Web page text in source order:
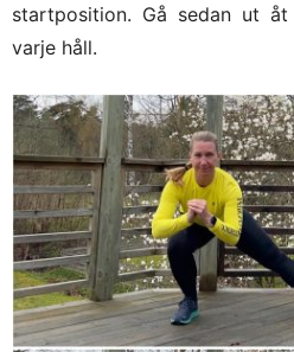
startposition. Gå sedan ut
varje håll.